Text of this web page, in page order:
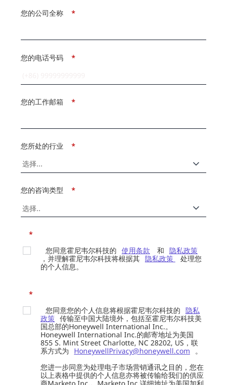
*
您的公司全称
*
您的电话号码
*
您的工作邮箱
*
您所处的行业
*
您的咨询类型
*
您同意霍尼韦尔科技的 使用条款 和 隐私政策
，并理解霍尼韦尔科技将根据其 隐私政策
处理您
的个人信息。
*
您同意您的个人信息将根据霍尼韦尔科技的 隐私
政策 传输至中国大陆境外，包括至霍尼韦尔科技美
国总部的Honeywell International Inc.。
Honeywell International Inc.的邮寄地址为美国
855 S. Mint Street Charlotte, NC 28202, US，联
系方式为
HoneywellPrivacy@honeywell.com
。
您进一步同意为处理电子市场营销通讯之目的，您在
以上表格中提供的个人信息亦将被传输给我们的供应